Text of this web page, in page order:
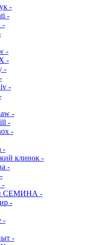
-
-
-
-
-
-
-
-
-
-
-
клинок -
-
-
СЕМИНА -
-
-
-